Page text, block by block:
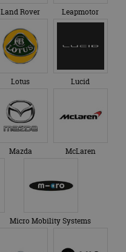
Land Rover Leapmotor
Lotus Lucid
Mazda McLaren
Micro Mobility Systems